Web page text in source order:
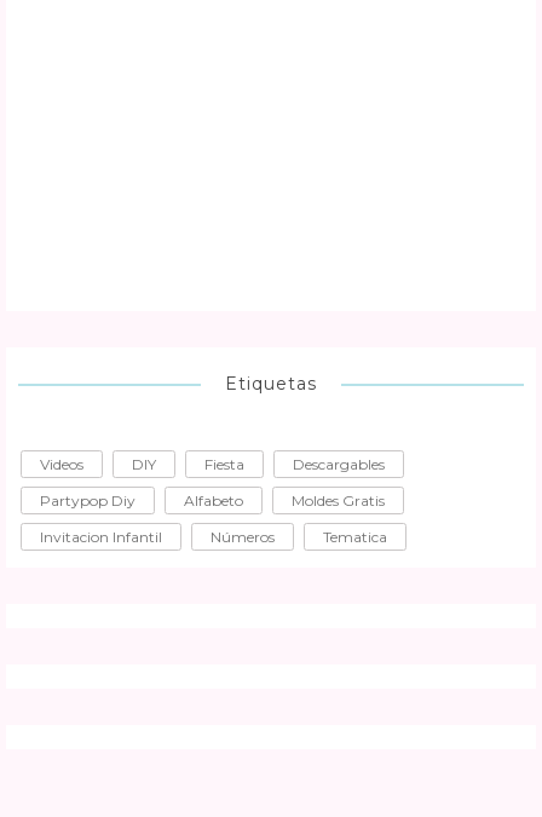
Etiquetas
Videos DIY Fiesta
Descargables
Partypop Diy
Alfabeto
Moldes Gratis
Invitacion Infantil
Números Tematica